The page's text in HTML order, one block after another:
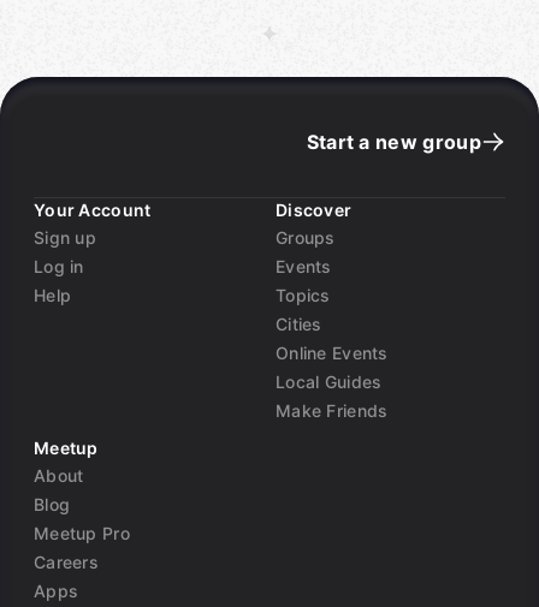
Start a new group
Your Account
Sign up
Log in
Help
Discover
Groups
Events
Topics
Cities
Online Events
Local Guides
Make Friends
Meetup
About
Blog
Meetup Pro
Careers
Apps